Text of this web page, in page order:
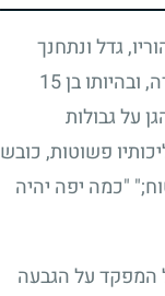
גדל ונתחנך
ובהיותו בן15
על גבולות
פשוטות, כובש
;" "כמה יפה יהיה
המפקד על הגבעה